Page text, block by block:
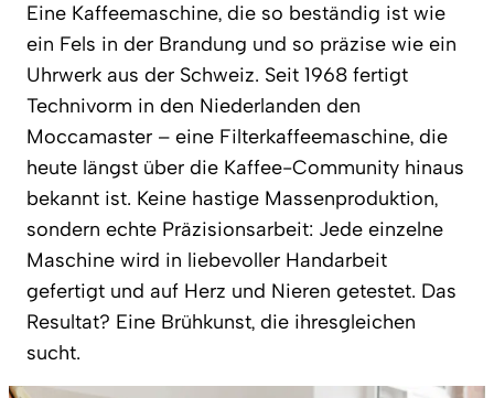
Eine Kaffeemaschine, die so beständig ist wie
ein Fels in der Brandung und so präzise wie ein
Uhrwerk aus der Schweiz. Seit 1968 fertigt
Technivorm in den Niederlanden den
Moccamaster – eine Filterkaffeemaschine, die
heute längst über die Kaffee-Community hinaus
bekannt ist. Keine hastige Massenproduktion,
sondern echte Präzisionsarbeit: Jede einzelne
Maschine wird in liebevoller Handarbeit
gefertigt und auf Herz und Nieren getestet. Das
Resultat? Eine Brühkunst, die ihresgleichen
sucht.